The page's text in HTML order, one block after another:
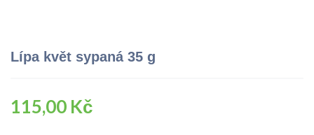
Lípa květ sypaná 35 g
115,00 Kč